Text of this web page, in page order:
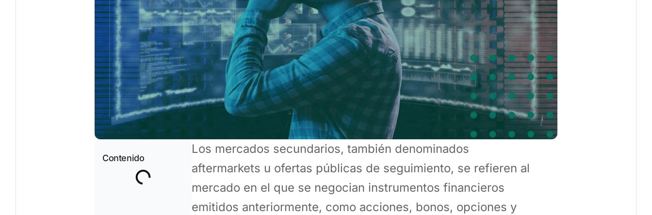
Contenido
Los mercados secundarios, también denominados
aftermarkets u ofertas públicas de seguimiento, se refieren al
mercado en el que se negocian instrumentos financieros
emitidos anteriormente, como acciones, bonos, opciones y